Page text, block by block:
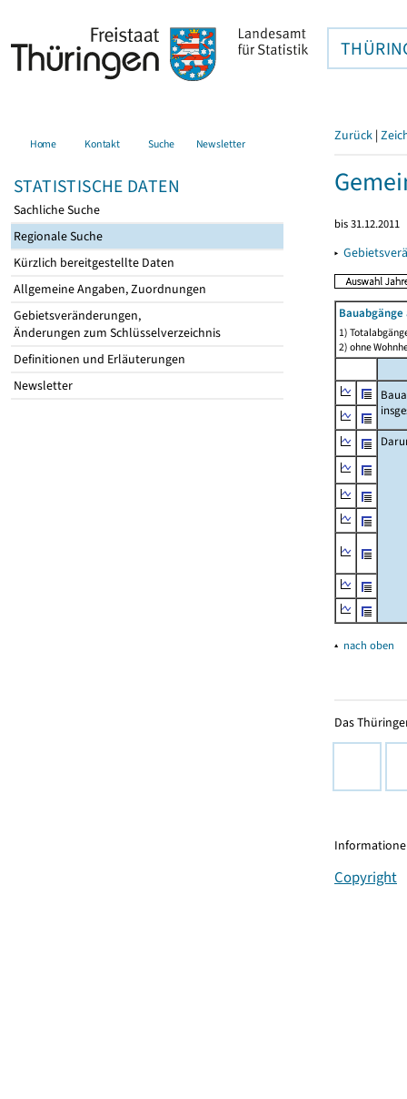
Home Kontakt Suche Newsletter
STATISTISCHE DATEN
Sachliche Suche
Regionale Suche
Kürzlich bereitgestellte Daten
Allgemeine Angaben, Zuordnungen
Gebietsveränderungen,
Änderungen zum Schlüsselverzeichnis
Definitionen und Erläuterungen
Newsletter
Zurück |
bis 31.12.2011
▸
1)
2) ohne
▴ nach oben
Das
Copyright